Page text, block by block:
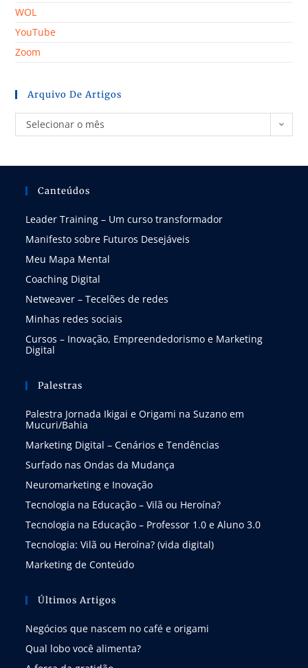
WOL
YouTube
Zoom
Arquivo De Artigos
Selecionar o mês
Canteúdos
Leader Training – Um curso transformador
Manifesto sobre Futuros Desejáveis
Meu Mapa Mental
Coaching Digital
Netweaver – Tecelões de redes
Minhas redes sociais
Cursos – Inovação, Empreendedorismo e Marketing
Digital
Palestras
Palestra Jornada Ikigai e Origami na Suzano em
Mucuri/Bahia
Marketing Digital – Cenários e Tendências
Surfado nas Ondas da Mudança
Neuromarketing e Inovação
Tecnologia na Educação – Vilã ou Heroína?
Tecnologia na Educação – Professor 1.0 e Aluno 3.0
Tecnologia: Vilã ou Heroína? (vida digital)
Marketing de Conteúdo
Últimos Artigos
Negócios que nascem no café e origami
Qual lobo você alimenta?